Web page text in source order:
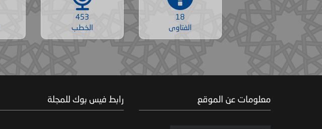
18
الفتاوى
453
الخطب
معلومات عن الموقع رابط فيس بوك للمجلة